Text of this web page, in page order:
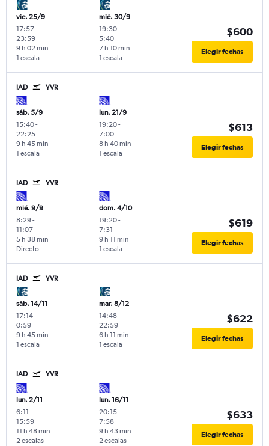
vie. 25/9
17:57-
23:59
1 escala
9 h 02 min
mié. 30/9
19:30-
5:40
1 escala
7 h 10 min
$600
Elegir fechas
IAD YVR
sáb. 5/9
15:40-
22:25
1 escala
9 h 45 min
lun. 21/9
19:20-
7:00
1 escala
8 h 40 min
$613
Elegir fechas
IAD YVR
mié. 9/9
8:29-
11:07
Directo
5 h 38 min
dom. 4/10
19:20-
7:31
1 escala
9 h 11 min
$619
Elegir fechas
IAD YVR
sáb. 14/11
17:14-
0:59
1 escala
9 h 45 min
mar. 8/12
14:48-
22:59
1 escala
6 h 11 min
$622
Elegir fechas
IAD YVR
lun. 2/11
6:11 -
15:59
2 escalas
11 h 48 min
lun. 16/11
20:15-
7:58
2 escalas
9 h 43 min
$633
Elegir fechas